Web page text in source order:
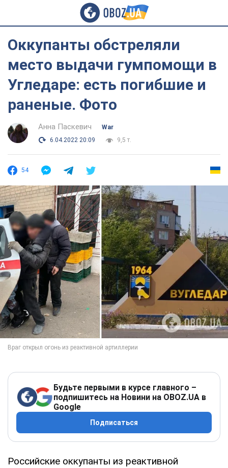
Оккупанты обстреляли
место выдачи гумпомощи в
Угледаре: есть погибшие и
раненые. Фото
Анна Паскевич
War
6.04.2022 20:09
9,5 т.
54
Будьте первыми в курсе главного –
подпишитесь на Новини на OBOZ.UA в
Google
Подписаться
Российские оккупанты из реактивной